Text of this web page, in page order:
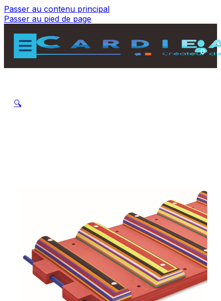
Passer au contenu principal
Passer au pied de page
0
🔍